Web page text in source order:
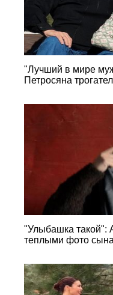
"Лучший в мире
Петросяна
"Улыбашка такой":
теплыми фото